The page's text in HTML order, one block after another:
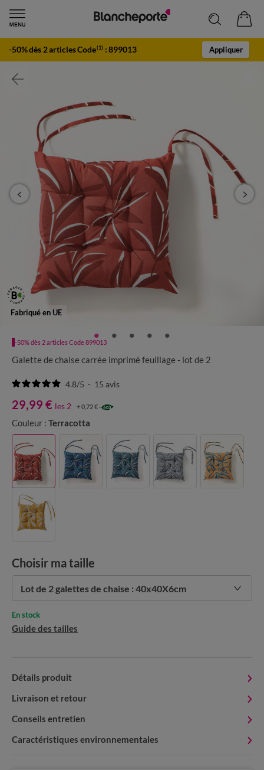
-50% dès 2 articles Code(1) :899013 Appliquer
Fabriqué en UE
-50% dès 2 articles Code 899013
Galette de chaise carrée imprimé feuillage - lot de 2
4.8/5 - 15 avis
29,99 € les 2 + 0,72 €
Couleur : Terracotta
Choisir ma taille
Lot de 2 galettes de chaise : 40x40X6cm
Guide des tailles
En stock
Détails produit
Livraison et retour
Conseils entretien
Caractéristiques environnementales